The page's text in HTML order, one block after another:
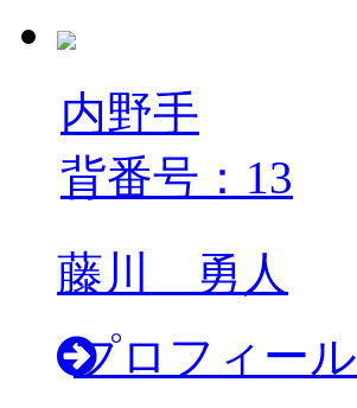
内野手
背番号：13
藤川 勇人
プロフィール